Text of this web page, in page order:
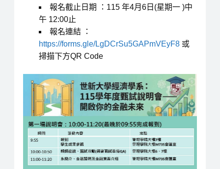
報名截止日期 ：115 年4月6日(星期一 )中
午 12:00止
報名連結 ：
https://forms.gle/LgDCrSu5GAPmVEyF8或
掃描下方QR Code